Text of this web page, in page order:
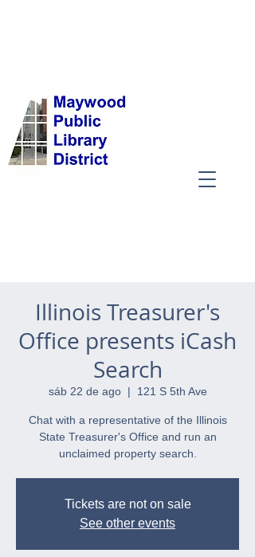
Illinois Treasurer's
Office presents iCash
Search
sáb 22 de ago
  |
121 S 5th Ave
Chat with a representative of the Illinois
State Treasurer's Office and run an
unclaimed property search.
Tickets are not on sale
See other events